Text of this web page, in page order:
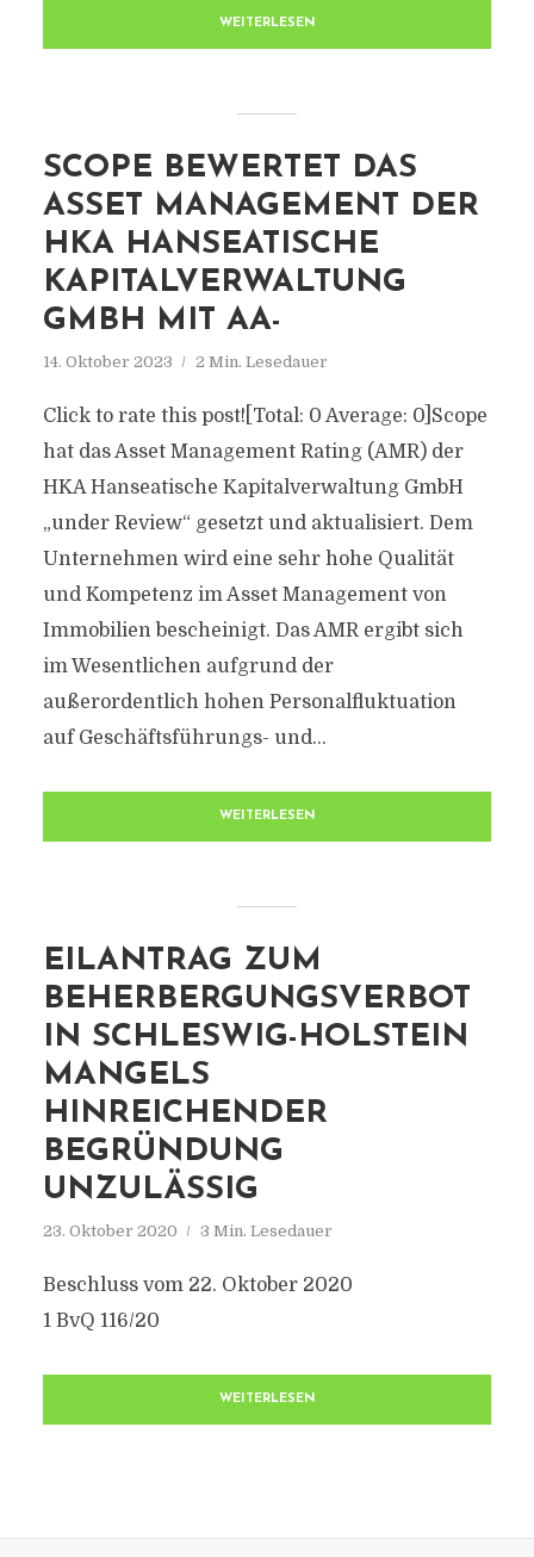
WEITERLESEN
SCOPE BEWERTET DAS
ASSET MANAGEMENT DER
HKA HANSEATISCHE
KAPITALVERWALTUNG
GMBH MIT AA-
14. Oktober 2023 2 Min. Lesedauer
Click to rate this post![Total: 0 Average: 0]Scope
hat das Asset Management Rating (AMR) der
HKA Hanseatische Kapitalverwaltung GmbH
„under Review“ gesetzt und aktualisiert. Dem
Unternehmen wird eine sehr hohe Qualität
und Kompetenz im Asset Management von
Immobilien bescheinigt. Das AMR ergibt sich
im Wesentlichen aufgrund der
außerordentlich hohen Personalfluktuation
auf Geschäftsführungs- und...
WEITERLESEN
EILANTRAG ZUM
BEHERBERGUNGSVERBOT
IN SCHLESWIG-HOLSTEIN
MANGELS
HINREICHENDER
BEGRÜNDUNG
UNZULÄSSIG
23. Oktober 2020 3 Min. Lesedauer
Beschluss vom 22. Oktober 2020
1 BvQ 116/20
WEITERLESEN